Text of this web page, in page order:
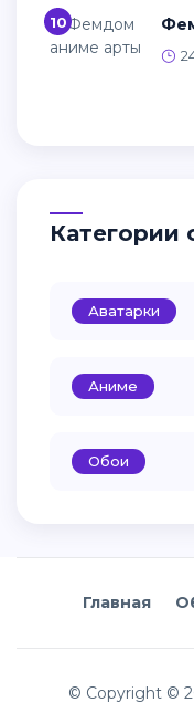
10
Категории
Аватарки
Аниме
Обои
Главная
© Copyright ©